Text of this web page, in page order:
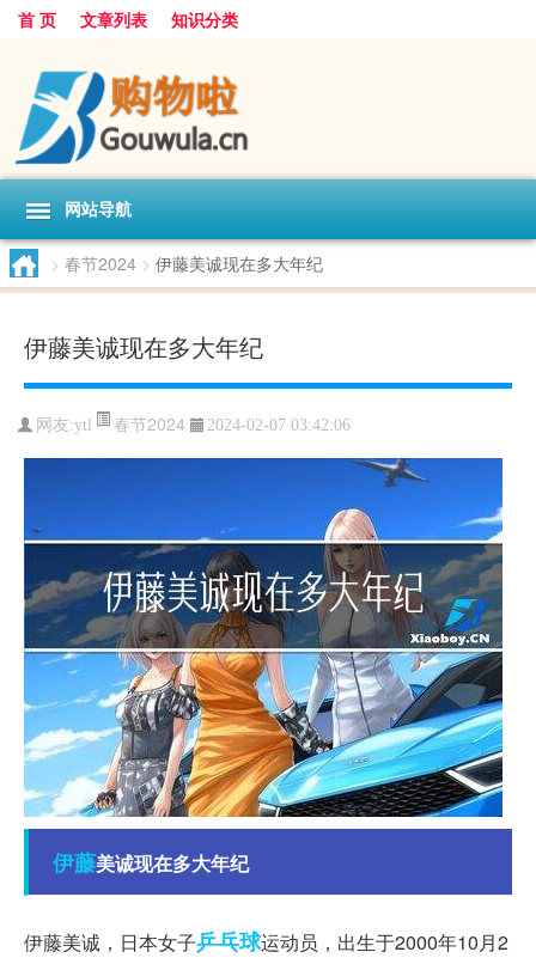
首 页 文章列表 知识分类
网站导航
> 春节2024 > 伊藤美诚现在多大年纪
伊藤美诚现在多大年纪
网友:ytl 春节2024 2024-02-07 03:42:06
伊藤美诚现在多大年纪
伊藤美诚，日本女子乒乓球运动员，出生于2000年10月2